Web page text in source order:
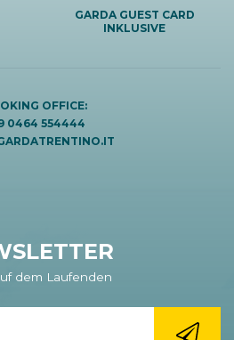
GARDA GUEST CARD
INKLUSIVE
OFFICE:
0464 554444
dem Laufenden